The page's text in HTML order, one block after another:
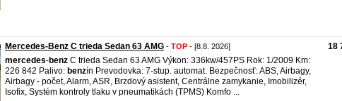
Mercedes-Benz C trieda Sedan 63 AMG - TOP - [8.8. 2026]
mercedes-benz C trieda Sedan 63 AMG Výkon: 336kw/457PS Rok: 1/2009 Km:
226 842 Palivo: benzín Prevodovka: 7-stup. automat. Bezpečnosť: ABS, Airbagy,
Airbagy - počet, Alarm, ASR, Brzdový asistent, Centrálne zamykanie, Imobilizér,
Isofix, Systém kontroly tlaku v pneumatikách (TPMS) Komfo ...
18